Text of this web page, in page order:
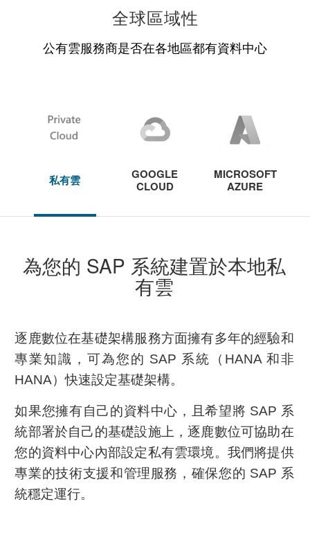
全球區域性
公有雲服務商是否在各地區都有資料中心
私有雲
GOOGLE
CLOUD
MICROSOFT
AZURE
為您的 SAP 系統建置於本地私
有雲
逐鹿數位在基礎架構服務方面擁有多年的經驗和
專業知識，可為您的 SAP 系統（HANA 和非
HANA）快速設定基礎架構。
如果您擁有自己的資料中心，且希望將 SAP 系
統部署於自己的基礎設施上，逐鹿數位可協助在
您的資料中心內部設定私有雲環境。我們將提供
專業的技術支援和管理服務，確保您的 SAP 系
統穩定運行。